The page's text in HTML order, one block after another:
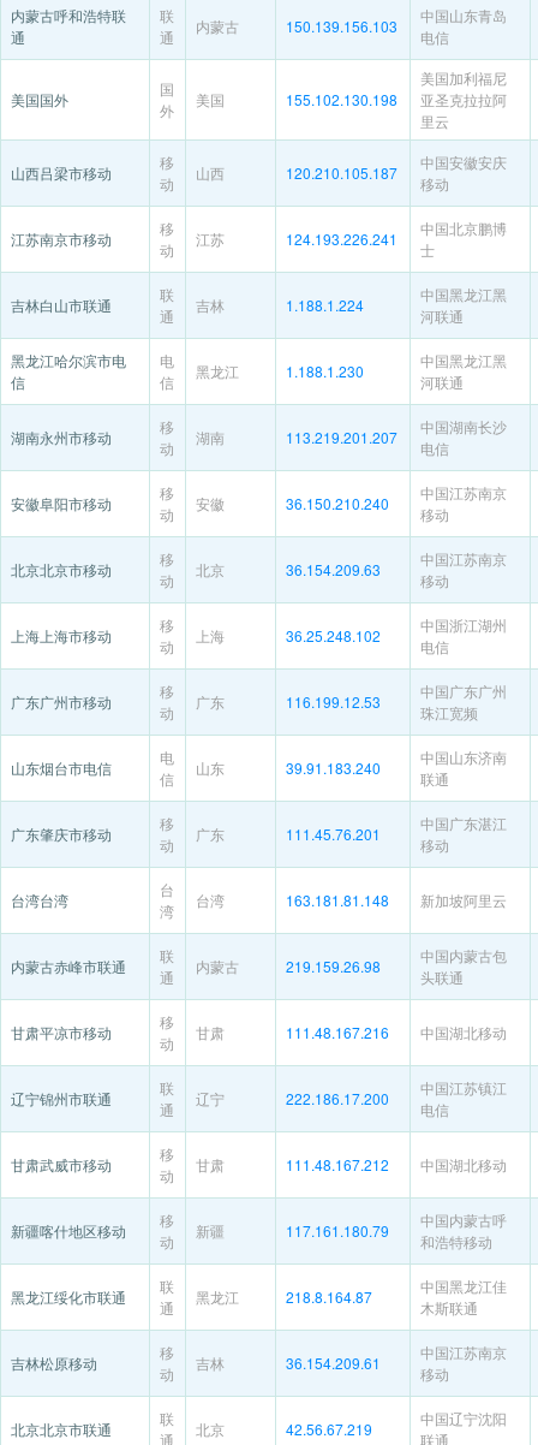
内蒙古呼和浩特联
通
联
通
内蒙古 150.139.156.103
中国山东青岛
电信
美国国外
国
外
美国 155.102.130.198
美国加利福尼
亚圣克拉拉阿
里云
山西吕梁市移动
移
动
山西 120.210.105.187
中国安徽安庆
移动
江苏南京市移动
移
动
江苏 124.193.226.241
中国北京鹏博
士
吉林白山市联通
联
通
吉林 1.188.1.224
中国黑龙江黑
河联通
黑龙江哈尔滨市电
信
电
信
黑龙江 1.188.1.230
中国黑龙江黑
河联通
湖南永州市移动
移
动
湖南 113.219.201.207
中国湖南长沙
电信
安徽阜阳市移动
移
动
安徽 36.150.210.240
中国江苏南京
移动
北京北京市移动
移
动
北京 36.154.209.63
中国江苏南京
移动
上海上海市移动
移
动
上海 36.25.248.102
中国浙江湖州
电信
广东广州市移动
移
动
广东 116.199.12.53
中国广东广州
珠江宽频
山东烟台市电信
电
信
山东 39.91.183.240
中国山东济南
联通
广东肇庆市移动
移
动
广东 111.45.76.201
中国广东湛江
移动
台湾台湾
台
湾
台湾 163.181.81.148 新加坡阿里云
内蒙古赤峰市联通
联
通
内蒙古 219.159.26.98
中国内蒙古包
头联通
甘肃平凉市移动
移
动
甘肃 111.48.167.216 中国湖北移动
辽宁锦州市联通
联
通
辽宁 222.186.17.200
中国江苏镇江
电信
甘肃武威市移动
移
动
甘肃 111.48.167.212 中国湖北移动
新疆喀什地区移动
移
动
新疆 117.161.180.79
中国内蒙古呼
和浩特移动
黑龙江绥化市联通
联
通
黑龙江 218.8.164.87
中国黑龙江佳
木斯联通
吉林松原移动
移
动
吉林 36.154.209.61
中国江苏南京
移动
北京北京市联通
联
通
北京 42.56.67.219
中国辽宁沈阳
联通